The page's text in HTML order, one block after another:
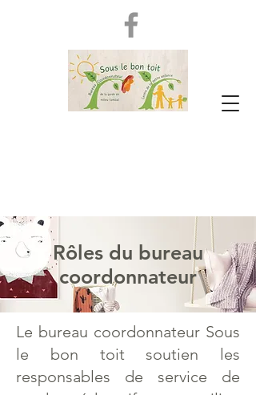
Rôles du bureau
coordonnateur
Le bureau coordonnateur Sous
le bon toit soutien les
responsables de service de